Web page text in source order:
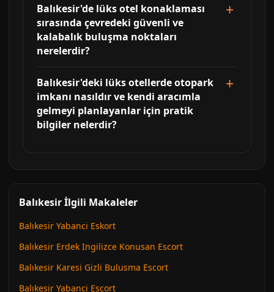
Balıkesir'de lüks otel konaklaması
sırasında çevredeki güvenli ve
kalabalık buluşma noktaları
nerelerdir?
Balıkesir'deki lüks otellerde otopark
imkanı nasıldır ve kendi aracımla
gelmeyi planlayanlar için pratik
bilgiler nelerdir?
Balıkesir İlgili Makaleler
Balıkesir Yabanci Eskort
Balıkesir Erdek Ingilizce Konusan Escort
Balıkesir Karesi Gizli Bulusma Escort
Balıkesir Yabanci Escort